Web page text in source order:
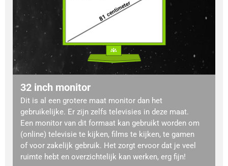
32 inch monitor
Dit is al een grotere maat monitor dan het
gebruikelijke. Er zijn zelfs televisies in deze maat.
Een monitor van dit formaat kan gebruikt worden om
(online) televisie te kijken, films te kijken, te gamen
of voor zakelijk gebruik. Het zorgt ervoor dat je veel
ruimte hebt en overzichtelijk kan werken, erg fijn!